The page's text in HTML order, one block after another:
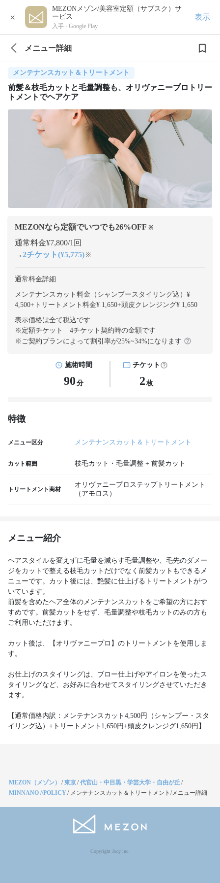
×
MEZONメゾン/美容室定額（サブスク）サ
ービス
入手 - Google Play
表示
メニュー詳細
メンテナンスカット＆トリートメント
前髪＆枝毛カットと毛量調整も、オリヴァニープロトリー
トメントでヘアケア
MEZONなら定額でいつでも26%OFF ※
通常料金¥7,800/1回
→2チケット(¥5,775) ※
通常料金詳細
メンテナンスカット料金（シャンプースタイリング込）¥
4,500+ トリートメント料金¥ 1,650+頭皮クレンジング¥ 1,650
表示価格は全て税込です
※定額チケット 4チケット契約時の金額です
※ご契約プランによって割引率が25%~34%になります
施術時間
90 分
チケット
2 枚
特徴
メニュー区分 メンテナンスカット＆トリートメント
カット範囲 枝毛カット・毛量調整 + 前髪カット
トリートメント商材
オリヴァニープロステップトリートメント
（アモロス）
メニュー紹介
ヘアスタイルを変えずに毛量を減らす毛量調整や、毛先のダメー
ジをカットで整える枝毛カットだけでなく前髪カットもできるメ
ニューです。カット後には、艶髪に仕上げるトリートメントがつ
いています。
前髪を含めたヘア全体のメンテナンスカットをご希望の方におす
すめです。前髪カットをせず、毛量調整や枝毛カットのみの方も
ご利用いただけます。
カット後は、【オリヴァニープロ】のトリートメントを使用しま
す。
お仕上げのスタイリングは、ブロー仕上げやアイロンを使ったス
タイリングなど、お好みに合わせてスタイリングさせていただき
ます。
【通常価格内訳：メンテナンスカット4,500円（シャンプー・スタ
イリング込）+トリートメント1,650円+頭皮クレンジグ1,650円】
MEZON（メゾン） /東京/代官山・中目黒・学芸大学・自由が丘/
MINNANO //POLICY/ メンテナンスカット＆トリートメント/メニュー詳細
Copyright Jocy inc.